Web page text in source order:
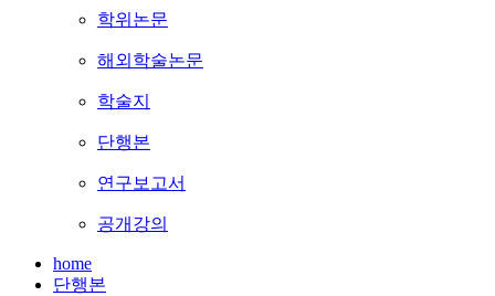
학위논문
해외학술논문
학술지
단행본
연구보고서
공개강의
home
단행본